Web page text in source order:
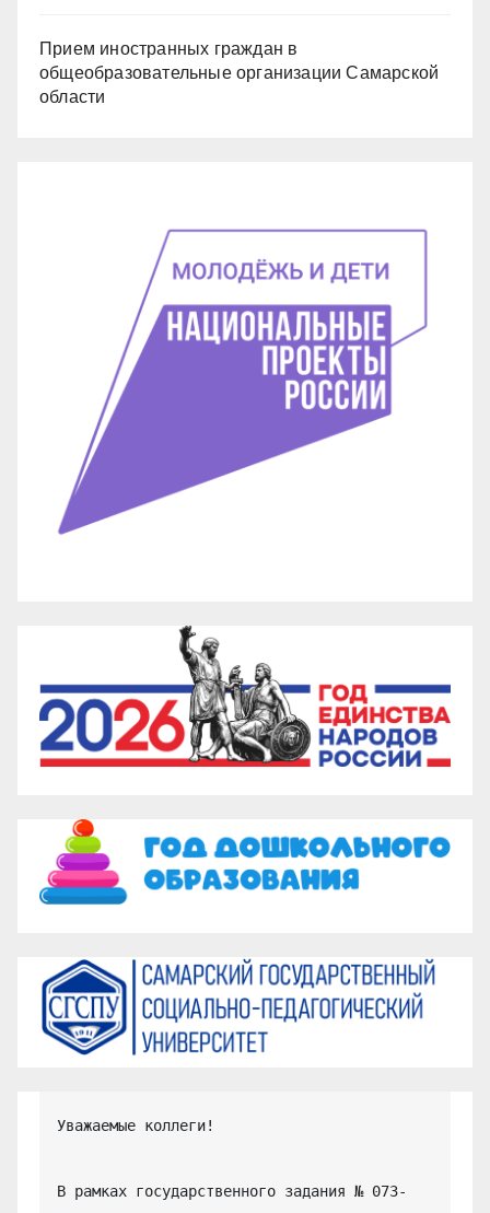
Прием иностранных граждан в
общеобразовательные организации Самарской
области
Уважаемые коллеги!
В рамках государственного задания № 073-